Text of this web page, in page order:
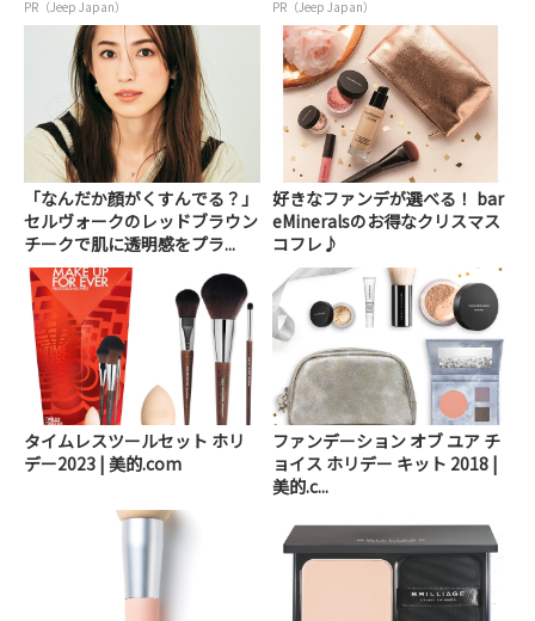
PR（Jeep Japan） PR（Jeep Japan）
「なんだか顔がくすんでる？」
セルヴォークのレッドブラウン
チークで肌に透明感をプラ...
好きなファンデが選べる！ bar
eMineralsのお得なクリスマス
コフレ♪
タイムレスツールセット ホリ
デー2023 | 美的.com
ファンデーション オブ ユア チ
ョイス ホリデー キット 2018 |
美的.c...